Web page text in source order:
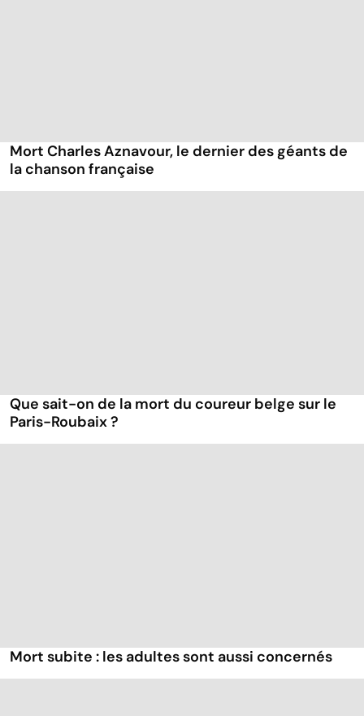
Mort Charles Aznavour, le dernier des géants de
la chanson française
Que sait-on de la mort du coureur belge sur le
Paris-Roubaix ?
Mort subite : les adultes sont aussi concernés